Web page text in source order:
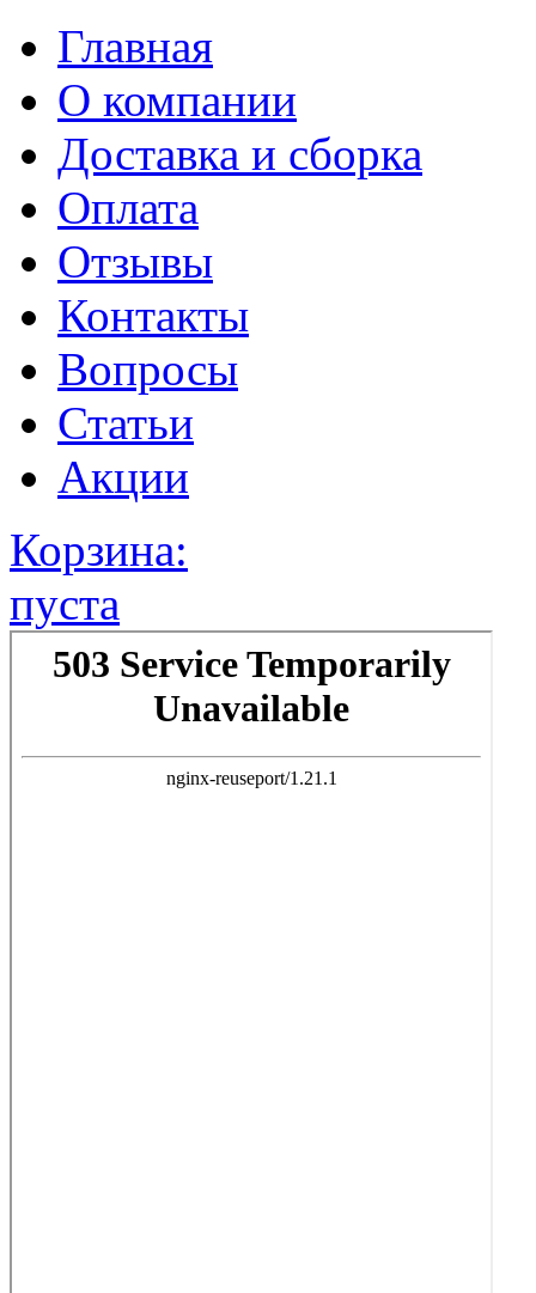
Главная
О компании
Доставка и сборка
Оплата
Отзывы
Контакты
Вопросы
Статьи
Акции
Корзина:
пуста